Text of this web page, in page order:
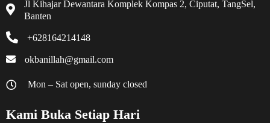
Jl Kihajar Dewantara Komplek Kompas 2, Ciputat, TangSel,
Banten
+628164214148
okbanillah@gmail.com
Mon – Sat open, sunday closed
Kami Buka Setiap Hari